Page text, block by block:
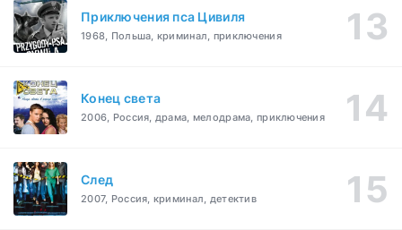
Приключения пса Цивиля
1968, Польша, криминал, приключения
Конец света
2006, Россия, драма, мелодрама, приключения
След
2007, Россия, криминал, детектив